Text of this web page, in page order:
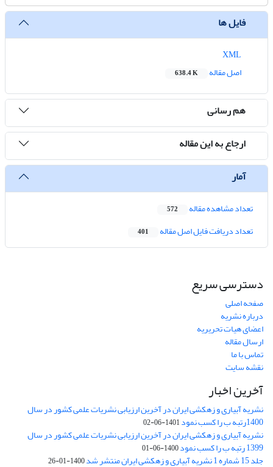
فایل ها
اصل مقاله
638.4 K
هم رسانی
ارجاع به این مقاله
آمار
تعداد مشاهده مقاله 572
تعداد دریافت فایل اصل مقاله 401
دسترسی سریع
صفحه اصلی
درباره نشریه
اعضای هیات تحریریه
ارسال مقاله
تماس با ما
نقشه سایت
آخرین اخبار
نشریه آبیاری و زهکشی ایران در آخرین ارزیابی نشریات علمی کشور در سال
1400رتبه ب را کسب نمود 1401-06-02
نشریه آبیاری و زهکشی ایران در آخرین ارزیابی نشریات علمی کشور در سال
1399 رتبه ب را کسب نمود 1400-06-01
جلد 15 شماره 1 نشریه آبیاری و زهکشی ایران منتشر شد 1400-01-26